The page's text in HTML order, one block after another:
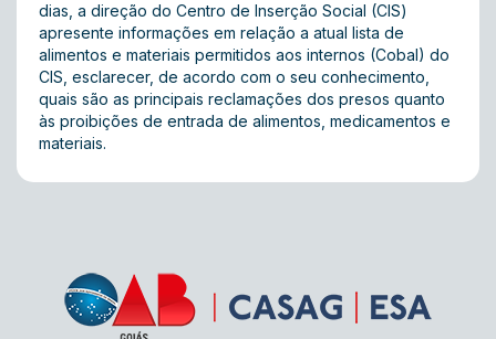
dias, a direção do Centro de Inserção Social (CIS)
apresente informações em relação a atual lista de
alimentos e materiais permitidos aos internos (Cobal) do
CIS, esclarecer, de acordo com o seu conhecimento,
quais são as principais reclamações dos presos quanto
às proibições de entrada de alimentos, medicamentos e
materiais.